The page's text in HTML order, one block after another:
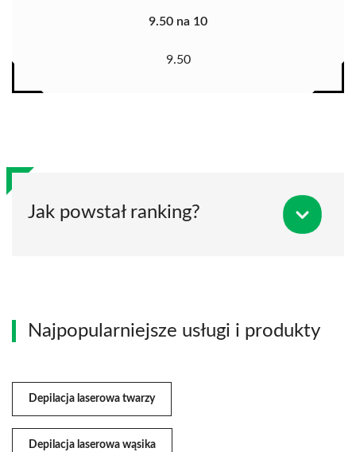
9.50 na 10
9.50
Jak powstał ranking?
Najpopularniejsze usługi i produkty
Depilacja laserowa twarzy
Depilacja laserowa wąsika